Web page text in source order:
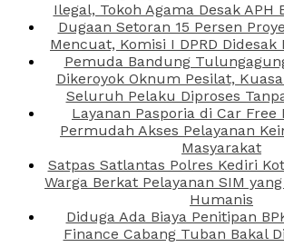
Ilegal, Tokoh Agama Desak APH
Dugaan Setoran 15 Persen
Mencuat, Komisi I DPRD Didesak
Pemuda Bandung
Dikeroyok Oknum Pesilat,
Seluruh Pelaku Diproses
Layanan Pasporia di Car Free
Permudah Akses Pelayanan
Masyarakat
Satpas Satlantas Polres Kediri
Warga Berkat Pelayanan SIM
Humanis
Diduga Ada Biaya Penitipan
Finance Cabang Tuban Bakal